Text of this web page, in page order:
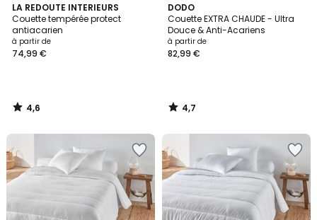
LA REDOUTE INTERIEURS
Couette tempérée protect
antiacarien
à partir de
74,99 €
4,6
/ 5
4,6
/
DODO
Couette EXTRA CHAUDE - Ultra
Douce & Anti-Acariens
à partir de
82,99 €
4,7
/ 5
4,7
/